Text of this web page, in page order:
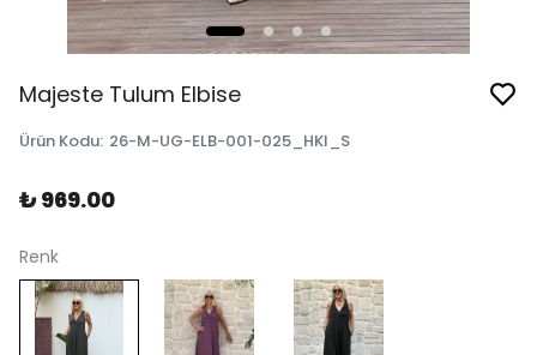
Majeste Tulum Elbise
Ürün Kodu: 26-M-UG-ELB-001-025_HKI_S
₺ 969.00
Renk